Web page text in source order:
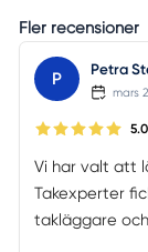
Fler recensioner
P Petra
mars
5.0
Vi har valt att
Takexperter
takläggare